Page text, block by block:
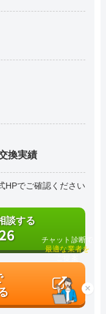
宝塚市売布1丁目
宝塚市売布2丁目2-7
宝塚市売布2丁目
宝塚市三笠町8-10
宝塚市泉町1-23
宝塚市星の荘30-12
宝塚市売布東の町
換実績
HPでご確認ください
談する
×
チャット診断で
最適な業者を
ご提案